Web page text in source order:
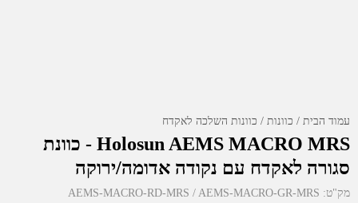
עמוד הבית כוונות כוונות השלכה לאקדח
Holosun AEMS MACRO MRS - כוונת
סגורה לאקדח עם נקודה אדומה/ירוקה
מק"ט: AEMS-MACRO-RD-MRS / AEMS-MACRO-GR-MRS